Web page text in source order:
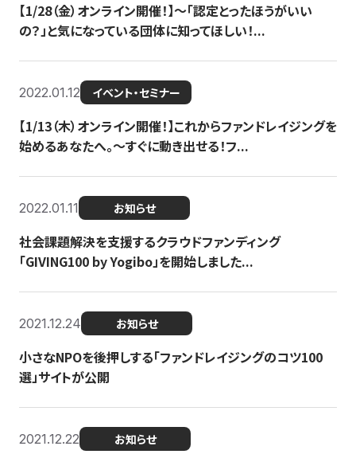
【1/28（金）オンライン開催！】〜「認定とったほうがいい
の？」と気になっている団体に知ってほしい！...
2022.01.12 イベント・セミナー
【1/13（木）オンライン開催！】これからファンドレイジングを
始めるあなたへ。〜すぐに動き出せる！フ...
2022.01.11 お知らせ
社会課題解決を支援するクラウドファンディング
「GIVING100 by Yogibo」を開始しました...
2021.12.24 お知らせ
小さなNPOを後押しする「ファンドレイジングのコツ100
選」サイトが公開
2021.12.22 お知らせ